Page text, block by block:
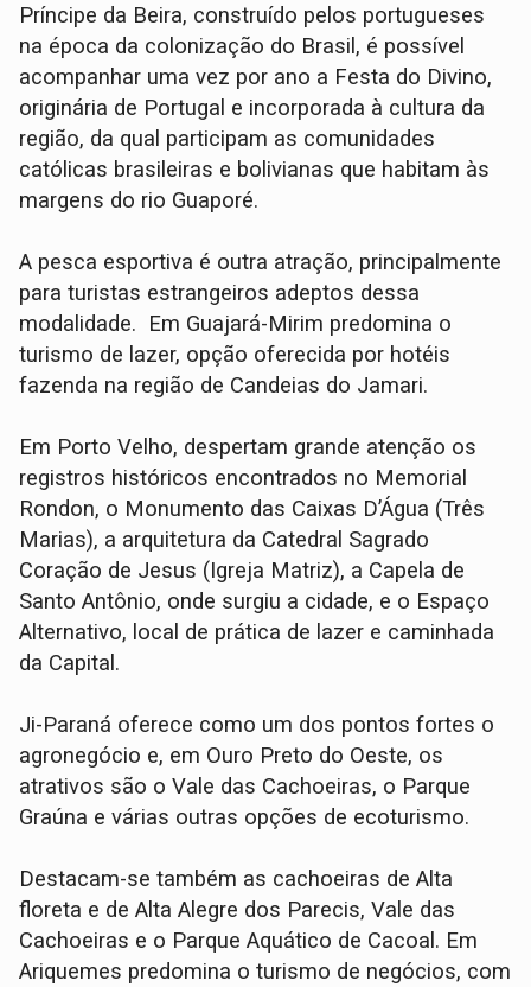
Príncipe da Beira, construído pelos portugueses
na época da colonização do Brasil, é possível
acompanhar uma vez por ano a Festa do Divino,
originária de Portugal e incorporada à cultura da
região, da qual participam as comunidades
católicas brasileiras e bolivianas que habitam às
margens do rio Guaporé.
A pesca esportiva é outra atração, principalmente
para turistas estrangeiros adeptos dessa
modalidade. Em Guajará-Mirim predomina o
turismo de lazer, opção oferecida por hotéis
fazenda na região de Candeias do Jamari.
Em Porto Velho, despertam grande atenção os
registros históricos encontrados no Memorial
Rondon, o Monumento das Caixas D’Água (Três
Marias), a arquitetura da Catedral Sagrado
Coração de Jesus (Igreja Matriz), a Capela de
Santo Antônio, onde surgiu a cidade, e o Espaço
Alternativo, local de prática de lazer e caminhada
da Capital.
Ji-Paraná oferece como um dos pontos fortes o
agronegócio e, em Ouro Preto do Oeste, os
atrativos são o Vale das Cachoeiras, o Parque
Graúna e várias outras opções de ecoturismo.
Destacam-se também as cachoeiras de Alta
floreta e de Alta Alegre dos Parecis, Vale das
Cachoeiras e o Parque Aquático de Cacoal. Em
Ariquemes predomina o turismo de negócios, com